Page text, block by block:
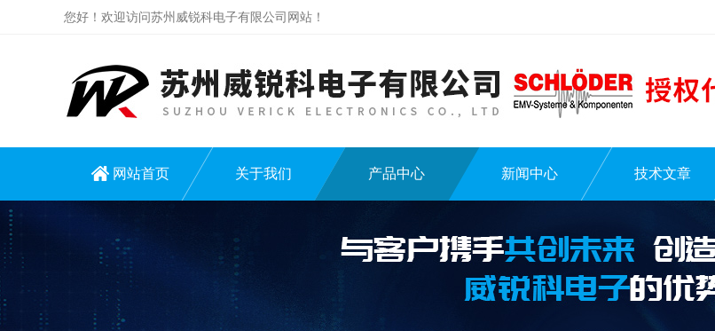
您好！欢迎访问苏州威锐科电子有限公司网站！
网站首页 关于我们 产品中心 新闻中心 技术文章